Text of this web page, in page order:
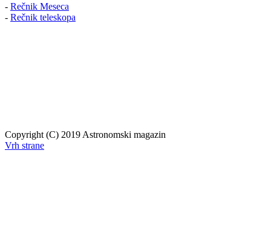
- Rečnik Meseca
- Rečnik teleskopa
Copyright (C) 2019 Astronomski magazin
Vrh strane